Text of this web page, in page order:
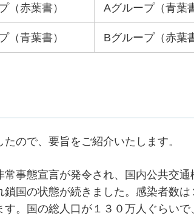
（赤葉書） Aグループ（青葉
（青葉書） Bグループ（赤葉
ので、要旨をご紹介いたします。
常事態宣言が発令され、国内公共交通
国の状態が続きました。感染者数は
。国の総人口が１３０万人ぐらいで